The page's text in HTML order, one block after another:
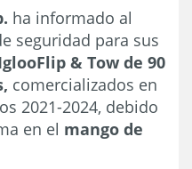
ha informado al
seguridad para sus
& Tow de 90
comercializados en
2021-2024, debido
en el mango de